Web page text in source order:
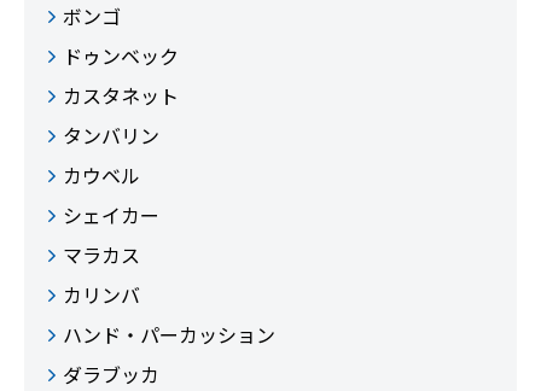
ボンゴ
ドゥンベック
カスタネット
タンバリン
カウベル
シェイカー
マラカス
カリンバ
ハンド・パーカッション
ダラブッカ